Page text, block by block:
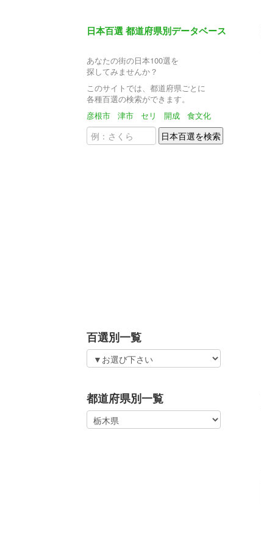
日本百選 都道府県別データベース
あなたの街の日本100選を
探してみませんか？
このサイトでは、都道府県ごとに
各種百選の検索ができます。
彦根市
津市 セリ 開成 食文化
百選別一覧
都道府県別一覧